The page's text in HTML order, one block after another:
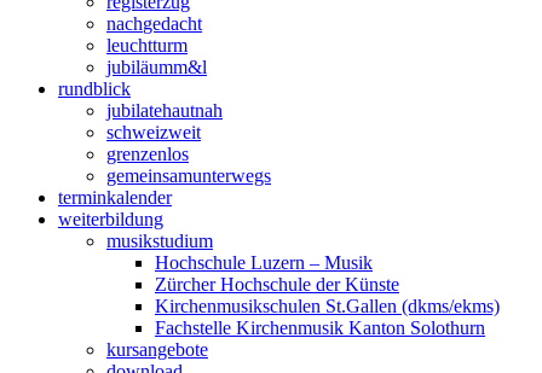
nachgedacht
leuchtturm
jubiläumm&l
rundblick
jubilatehautnah
schweizweit
grenzenlos
gemeinsamunterwegs
terminkalender
weiterbildung
musikstudium
Hochschule Luzern – Musik
Zürcher Hochschule der Künste
Kirchenmusikschulen St.Gallen (dkms/ekms)
Fachstelle Kirchenmusik Kanton Solothurn
kursangebote